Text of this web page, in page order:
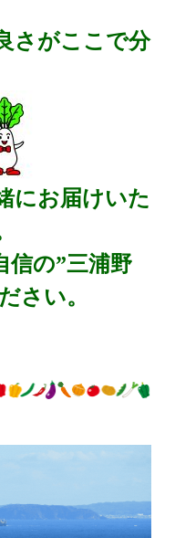
さがここで分
にお届けいた
信の”三浦野
さい。